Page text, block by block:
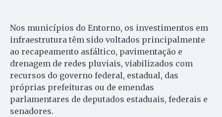
Nos municípios do Entorno, os investimentos em
infraestrutura têm sido voltados principalmente
ao recapeamento asfáltico, pavimentação e
drenagem de redes pluviais, viabilizados com
recursos do governo federal, estadual, das
próprias prefeituras ou de emendas
parlamentares de deputados estaduais, federais e
senadores.